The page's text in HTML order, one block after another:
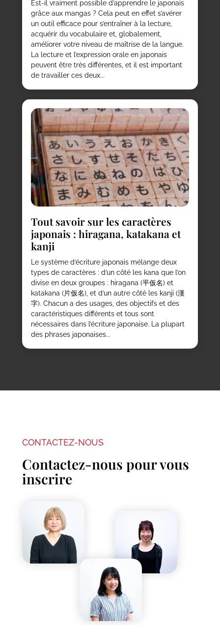
Est-il vraiment possible d’apprendre le japonais
grâce aux mangas ? Cela peut en effet s’avérer
un outil efficace pour s’entraîner à la lecture,
acquérir du vocabulaire et, globalement,
améliorer votre niveau de maîtrise de la langue.
La lecture et l’expression orale en japonais
peuvent être très différentes, et il est important
de travailler ces deux...
Tout savoir sur les caractères
japonais : hiragana, katakana et
kanji
Le système d’écriture japonais mélange deux
types de caractères : d’un côté les kana que l’on
divise en deux groupes : hiragana (平仮名) et
katakana (片仮名), et d’un autre côté les kanji (漢
字). Chacun a des usages, des objectifs et des
caractéristiques différents et tous sont
nécessaires dans l’écriture japonaise. La plupart
des phrases japonaises...
CONTACTEZ-NOUS
Contactez-nous pour vous
inscrire